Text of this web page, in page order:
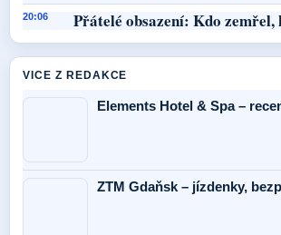
20:06 Přátelé obsazení: Kdo
VICE Z REDAKCE
Elements Hotel & Spa –
ZTM Gdaňsk – jízdenky,